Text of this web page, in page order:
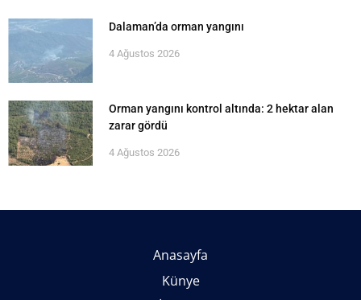
Dalaman’da orman yangını
4 Ağustos 2026
Orman yangını kontrol altında: 2 hektar alan
zarar gördü
4 Ağustos 2026
Anasayfa
Künye